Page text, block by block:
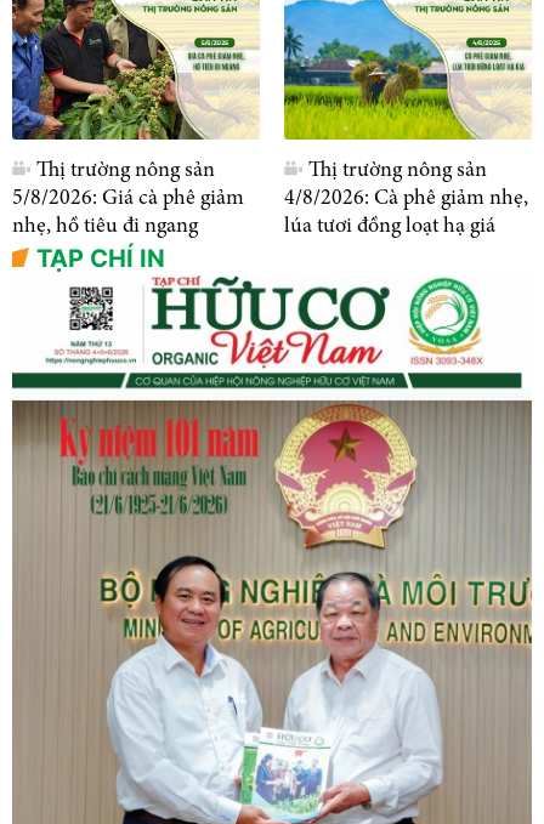
Thị trường nông sản
5/8/2026: Giá cà phê giảm
nhẹ, hồ tiêu đi ngang
Thị trường nông sản
4/8/2026: Cà phê giảm nhẹ,
lúa tươi đồng loạt hạ giá
TẠP CHÍ IN